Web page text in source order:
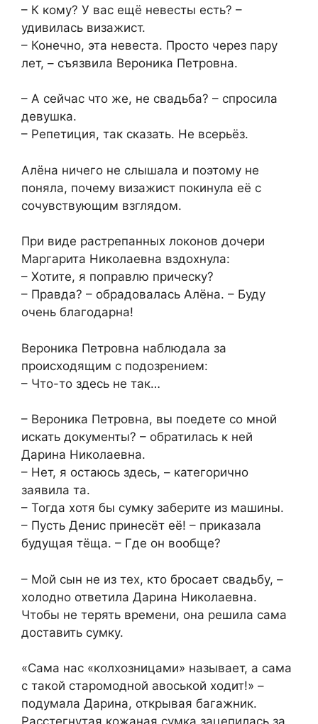
– К кому? У вас ещё невесты есть? –
удивилась визажист.
– Конечно, эта невеста. Просто через пару
лет, – съязвила Вероника Петровна.
– А сейчас что же, не свадьба? – спросила
девушка.
– Репетиция, так сказать. Не всерьёз.
Алёна ничего не слышала и поэтому не
поняла, почему визажист покинула её с
сочувствующим взглядом.
При виде растрепанных локонов дочери
Маргарита Николаевна вздохнула:
– Хотите, я поправлю прическу?
– Правда? – обрадовалась Алёна. – Буду
очень благодарна!
Вероника Петровна наблюдала за
происходящим с подозрением:
– Что-то здесь не так…
– Вероника Петровна, вы поедете со мной
искать документы? – обратилась к ней
Дарина Николаевна.
– Нет, я остаюсь здесь, – категорично
заявила та.
– Тогда хотя бы сумку заберите из машины.
– Пусть Денис принесёт её! – приказала
будущая тёща. – Где он вообще?
– Мой сын не из тех, кто бросает свадьбу, –
холодно ответила Дарина Николаевна.
Чтобы не терять времени, она решила сама
доставить сумку.
«Сама нас «колхозницами» называет, а сама
с такой старомодной авоськой ходит!» –
подумала Дарина, открывая багажник.